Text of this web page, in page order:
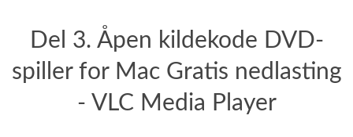
Del 3. Åpen kildekode DVD-
spiller for Mac Gratis nedlasting
- VLC Media Player